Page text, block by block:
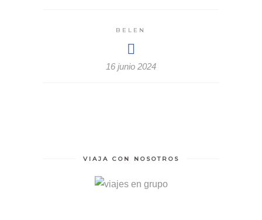
BELEN
16 junio 2024
VIAJA CON NOSOTROS